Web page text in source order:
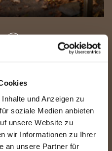
und Anzeigen zu
soziale Medien anbieten
unsere Website zu
wir Informationen zu Ihrer
an unsere Partner für